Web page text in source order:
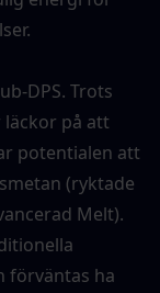
DPS. Trots
läckor på att
potentialen att
(ryktade
Melt).
förväntas ha